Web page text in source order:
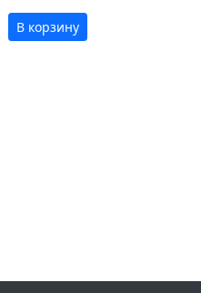
В корзину